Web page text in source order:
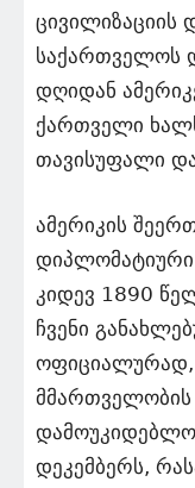
ცივილიზაციის
საქართველოს
დღიდან
ქართველი
თავისუფალი
ამერიკის
კიდევ 1890
ჩვენი
ოფიციალურად,
დეკემბერს,